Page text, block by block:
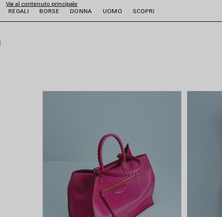
Vai al contenuto principale
REGALI
BORSE DONNA UOMO SCOPRI
close the banner